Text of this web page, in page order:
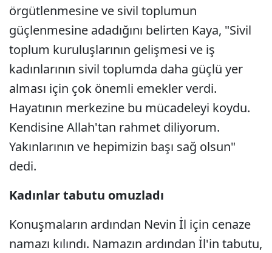
örgütlenmesine ve sivil toplumun
güçlenmesine adadığını belirten Kaya, "Sivil
toplum kuruluşlarının gelişmesi ve iş
kadınlarının sivil toplumda daha güçlü yer
alması için çok önemli emekler verdi.
Hayatının merkezine bu mücadeleyi koydu.
Kendisine Allah'tan rahmet diliyorum.
Yakınlarının ve hepimizin başı sağ olsun"
dedi.
Kadınlar tabutu omuzladı
Konuşmaların ardından Nevin İl için cenaze
namazı kılındı. Namazın ardından İl'in tabutu,